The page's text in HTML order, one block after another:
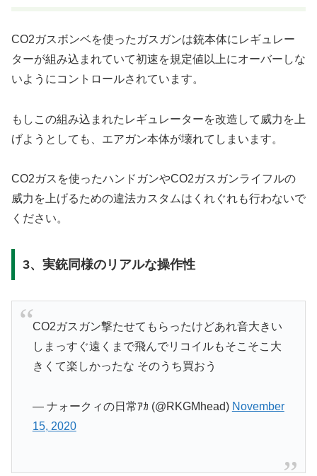
CO2ガスボンベを使ったガスガンは銃本体にレギュレー
ターが組み込まれていて初速を規定値以上にオーバーしな
いようにコントロールされています。
もしこの組み込まれたレギュレーターを改造して威力を上
げようとしても、エアガン本体が壊れてしまいます。
CO2ガスを使ったハンドガンやCO2ガスガンライフルの
威力を上げるための違法カスタムはくれぐれも行わないで
ください。
3、実銃同様のリアルな操作性
CO2ガスガン撃たせてもらったけどあれ音大きい
しまっすぐ遠くまで飛んでリコイルもそこそこ大
きくて楽しかったな そのうち買おう
— ナォークィの日常ｱｶ (@RKGMhead) November
15, 2020